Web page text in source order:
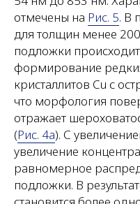
отмечены на Рис. 5. В
для толщин менее
подложки
формирование
кристаллитов Cu с
что морфология
отражает
(Рис. 4a). С
увеличение
равномерное
подложки. В